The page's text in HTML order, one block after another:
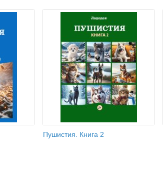
Пушистия. Книга 2